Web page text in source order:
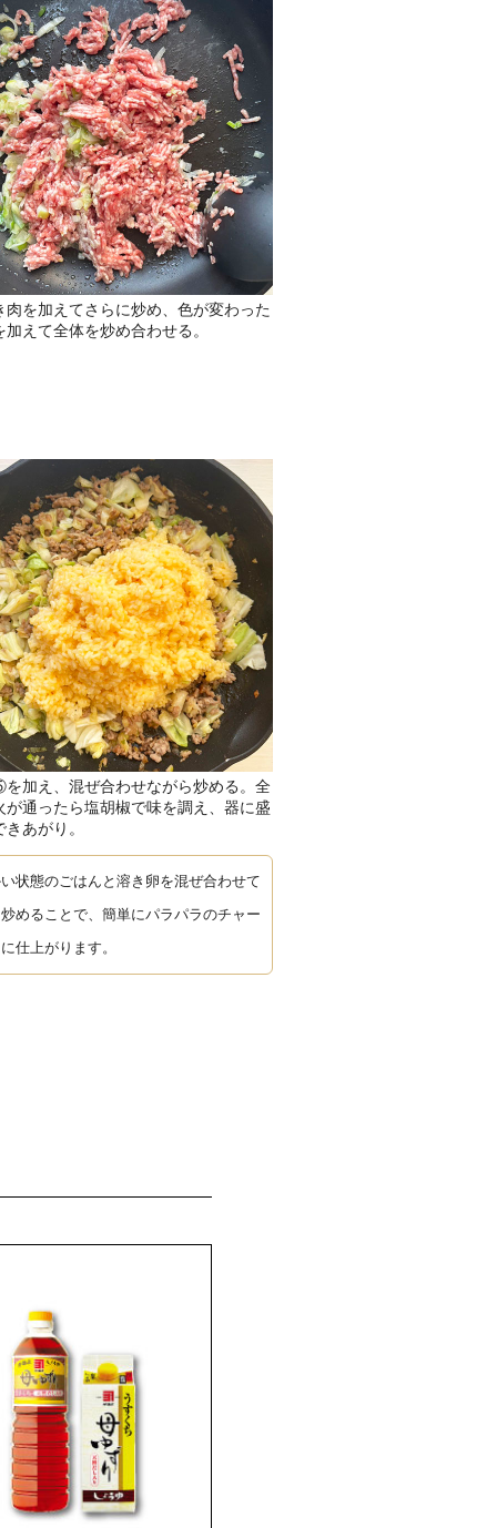
肉を加えてさらに炒め、色が変わった
えて全体を炒め合わせる。
加え、混ぜ合わせながら炒める。全
が通ったら塩胡椒で味を調え、器に盛
あがり。
状態のごはんと溶き卵を混ぜ合わせて
めることで、簡単にパラパラのチャー
仕上がります。